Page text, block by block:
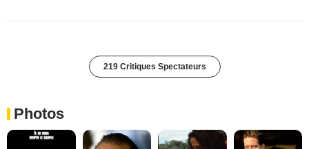
219 Critiques Spectateurs
Photos